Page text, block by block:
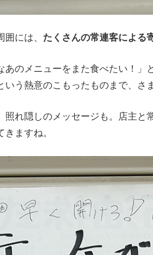
には、 たくさんの常連客による
あのメニューをまた食べたい！」
う熱意のこもったものまで、さ
照れ隠しのメッセージも。店主と
ますね。